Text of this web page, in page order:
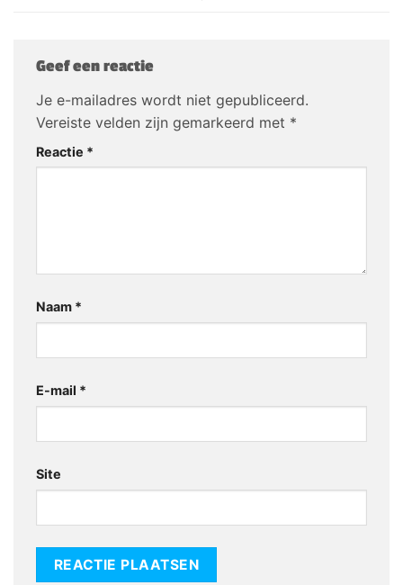
Geef een reactie
Je e-mailadres wordt niet gepubliceerd.
Vereiste velden zijn gemarkeerd met *
Reactie *
Naam *
E-mail *
Site